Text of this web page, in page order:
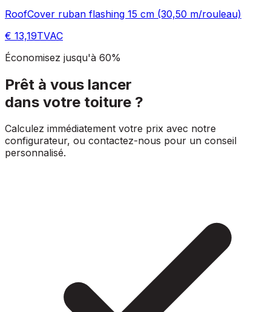
RoofCover ruban flashing 15 cm (30,50 m/rouleau)
€ 13,19TVAC
Économisez jusqu'à 60%
Prêt à vous lancer
dans votre toiture ?
Calculez immédiatement votre prix avec notre
configurateur, ou contactez-nous pour un conseil
personnalisé.